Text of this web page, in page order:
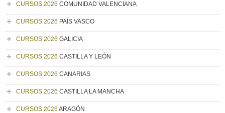
CURSOS 2026 COMUNIDAD VALENCIANA
CURSOS 2026 PAÍS VASCO
CURSOS 2026 GALICIA
CURSOS 2026 CASTILLA Y LEÓN
CURSOS 2026 CANARIAS
CURSOS 2026 CASTILLA LA MANCHA
CURSOS 2026 ARAGÓN